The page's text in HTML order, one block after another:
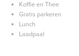
Koffie en Thee
Gratis parkeren
Lunch
Laadpaal